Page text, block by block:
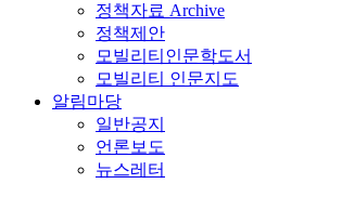
정책자료 Archive
정책제안
모빌리티인문학도서
모빌리티 인문지도
알림마당
일반공지
언론보도
뉴스레터